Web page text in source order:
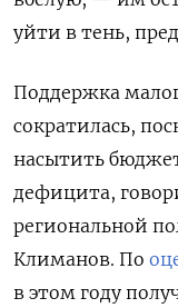
уйти в тень,
Поддержка
сократилась,
насытить
дефицита,
региональной
Климанов. По
в этом году